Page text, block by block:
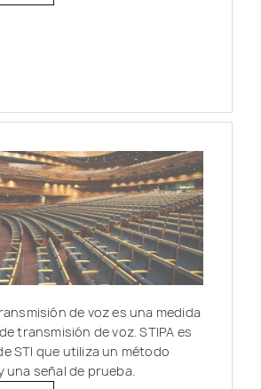
de voz es una medida
transmisión de voz. STIPA es
STI que utiliza un método
una señal de prueba.